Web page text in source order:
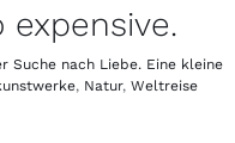
expensive.
Suche nach Liebe. Eine kleine
, Natur,Weltreise